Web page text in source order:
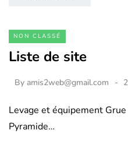
NON CLASSÉ
Liste de site
By amis2web@gmail.com
Levage et équipement
Pyramide…